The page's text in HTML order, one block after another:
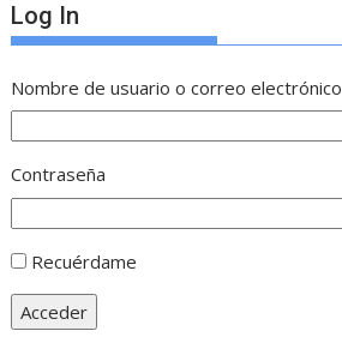
Log In
Nombre de usuario o correo electrónico
Contraseña
Recuérdame
Acceder